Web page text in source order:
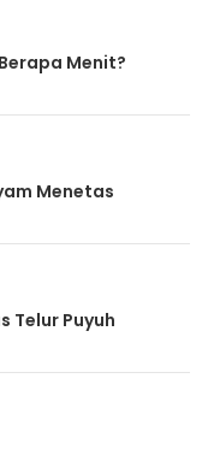
Menit?
Menetas
Telur Puyuh